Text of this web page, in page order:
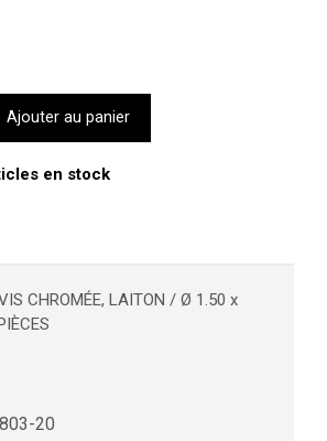
Ajouter au panier
en stock
CHROMÉE, LAITON / Ø 1.50 x
20